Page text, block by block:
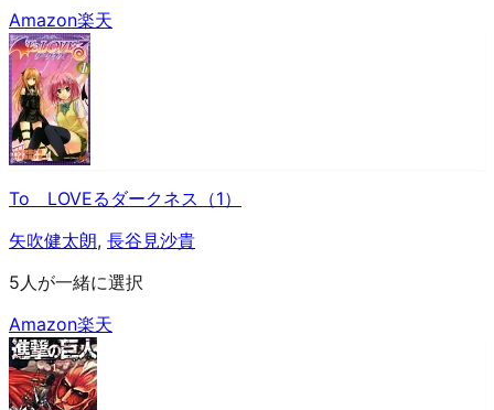
Amazon楽天
To LOVEるダークネス（1）
矢吹健太朗, 長谷見沙貴
5人が一緒に選択
Amazon楽天